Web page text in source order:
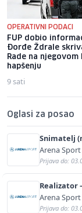
OPERATIVNI PODACI
FUP dobio
Đorđe Ždrale
Rade na njegovom
hapšenju
9 sati
Oglasi za posao
Snimatelj
Arena Sport
Prijava do:
Realizator
Arena Sport
Prijava do: